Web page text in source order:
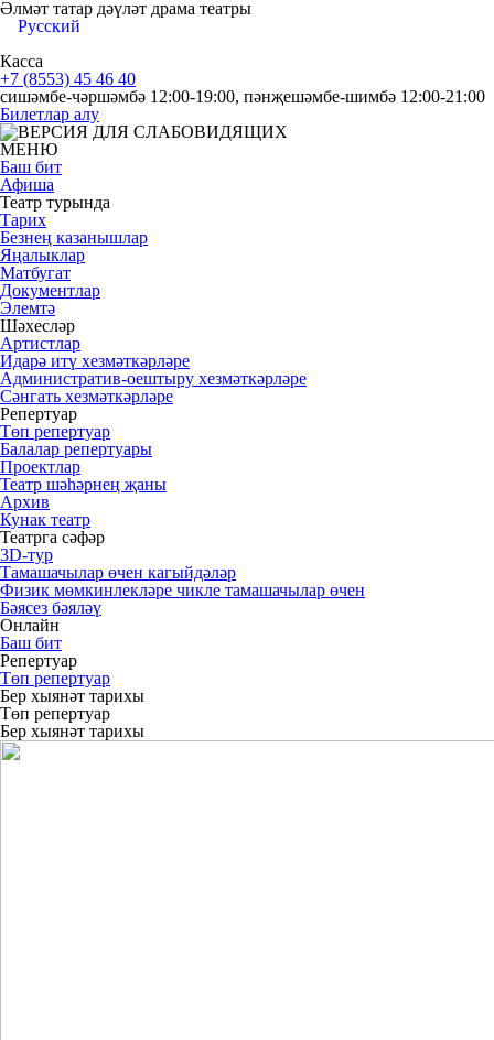
Әлмәт татар дәүләт драма театры
Русский
Касса
+7 (8553) 45 46 40
сишәмбе-чәршәмбә 12:00-19:00, пәнҗешәмбе-шимбә 12:00-21:00
Билетлар алу
МЕНЮ
Баш бит
Афиша
Театр турында
Тарих
Безнең казанышлар
Яңалыклар
Матбугат
Документлар
Элемтә
Шәхесләр
Артистлар
Идарә итү хезмәткәрләре
Административ-оештыру хезмәткәрләре
Сәнгать хезмәткәрләре
Репертуар
Төп репертуар
Балалар репертуары
Проектлар
Театр шәһәрнең җаны
Архив
Кунак театр
Театрга сәфәр
3D-тур
Тамашачылар өчен кагыйдәләр
Физик мөмкинлекләре чикле тамашачылар өчен
Бәясез бәяләү
Онлайн
Баш бит
Репертуар
Төп репертуар
Бер хыянәт тарихы
Төп репертуар
Бер хыянәт тарихы